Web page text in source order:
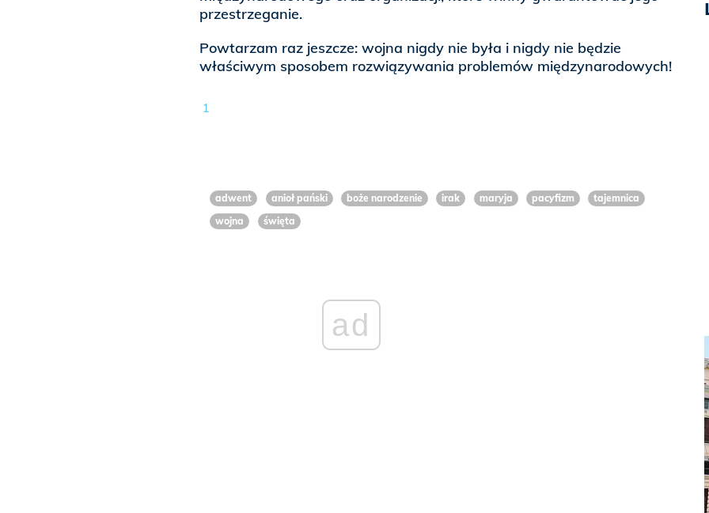
przestrzeganie.
Powtarzam raz jeszcze: wojna nigdy nie była i nigdy nie będzie
właściwym sposobem rozwiązywania problemów międzynarodowych!
1
adwent anioł pański boże narodzenie irak maryja pacyfizm
tajemnica
wojna
święta
ad